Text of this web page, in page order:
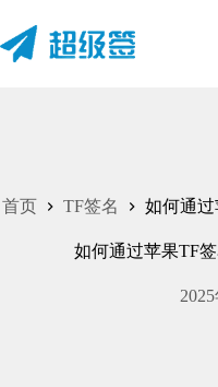
首页 TF签名 如何通过
如何通过苹果TF